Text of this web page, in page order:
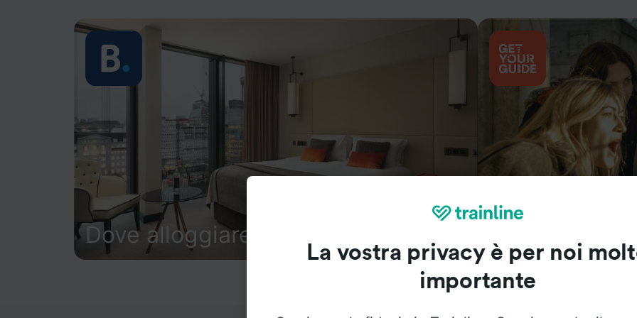
Dove alloggiare
La vostra privacy è per noi
importante